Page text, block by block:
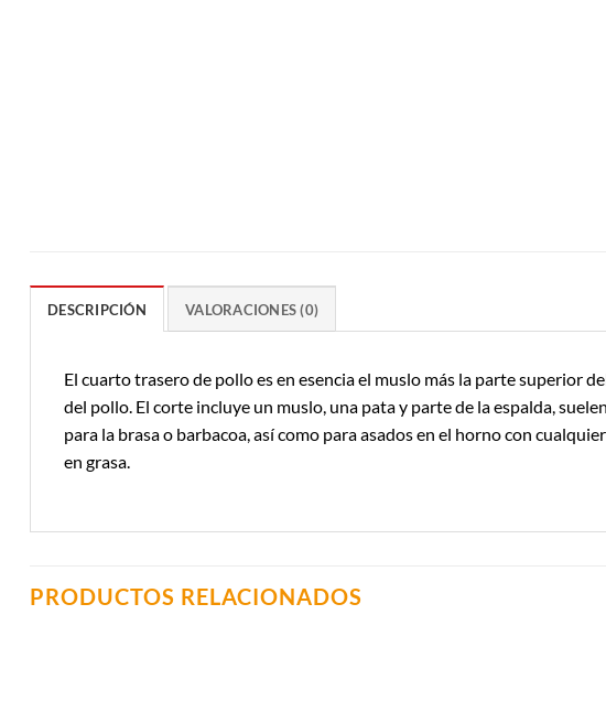
DESCRIPCIÓN VALORACIONES (0)
El cuarto trasero de pollo es en esencia el muslo más la parte superior
del pollo. El corte incluye un muslo, una pata y parte de la espalda,
para la brasa o barbacoa, así como para asados en el horno con
en grasa.
PRODUCTOS RELACIONADOS